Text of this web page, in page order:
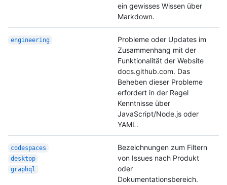
ein gewisses Wissen über
Markdown.
engineering
Probleme oder Updates im
Zusammenhang mit der
Funktionalität der Website
docs.github.com. Das
Beheben dieser Probleme
erfordert in der Regel
Kenntnisse über
JavaScript/Node.js oder
YAML.
codespaces
desktop
graphql
Bezeichnungen zum Filtern
von Issues nach Produkt
oder
Dokumentationsbereich.